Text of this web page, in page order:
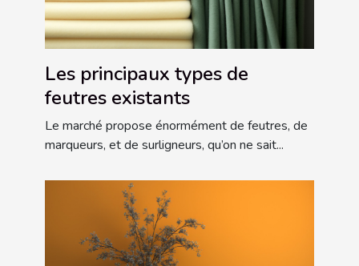
Les principaux types de
feutres existants
Le marché propose énormément de feutres, de
marqueurs, et de surligneurs, qu’on ne sait...